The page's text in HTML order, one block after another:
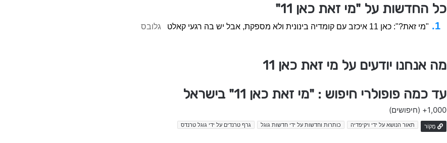
כל החדשות על "מי זאת כאן 11"
"מי זאת?": כאן 11 איכזב עם קומדיה בינונית ולא מספקת, אבל יש בה רגעי קאלט גלובס
מה אנחנו יודעים על מי זאת כאן 11
עד כמה פופולרי חיפוש : "מי זאת כאן 11" בישראל
1,000+ (חיפושים)
מָקוֹר תאור הנושא על ידי ויקיפדיה כותרות וחדשות על ידי חדשות גוגל גרף טרנדים על ידי גוגל טרנדס